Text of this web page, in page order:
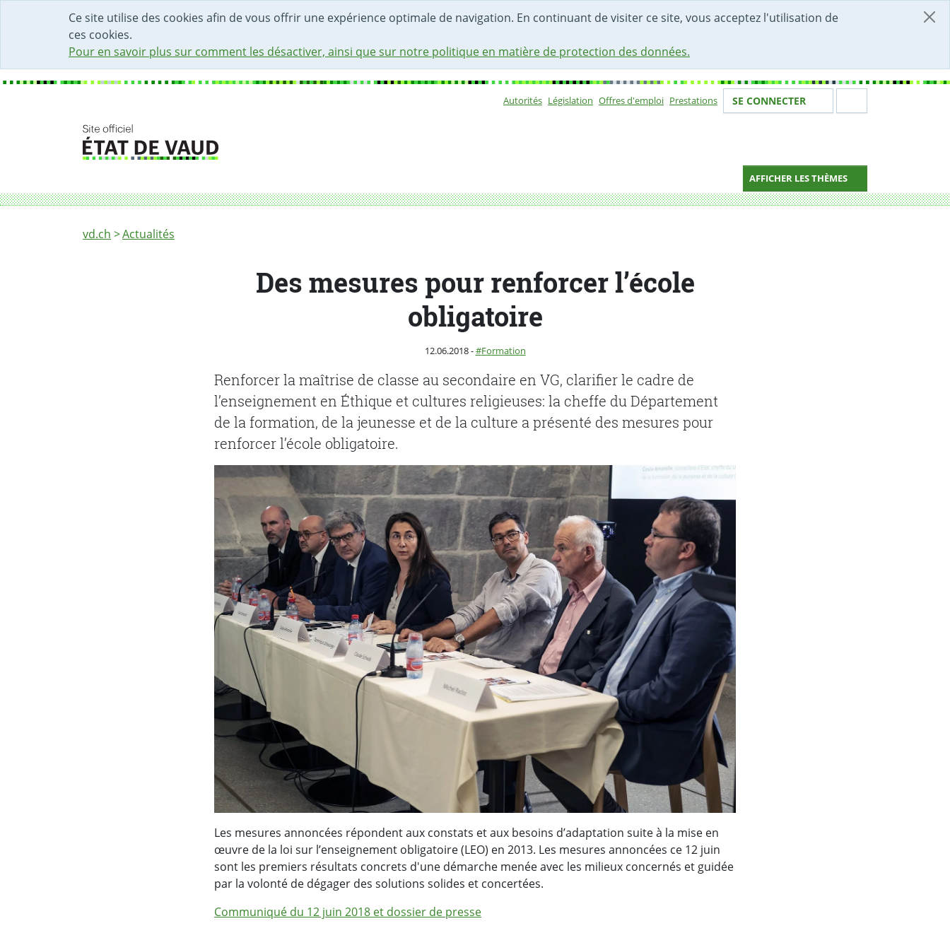
Ce site utilise des cookies afin de vous offrir une expérience optimale de navigation. En continuant de visiter ce site, vous acceptez l'utilisation de
ces cookies.
Pour en savoir plus sur comment les désactiver, ainsi que sur notre politique en matière de protection des données.
DÉBUT DU CONTENU DE LA PAGE
ACCÈS AU CHAMP DE RECHERCHE
PAGE D'ACCUEIL
FORMULAIRE DE CONTACT
Autorités Législation Offres d'emploi Prestations Votre identité
SE CONNECTER
AFFICHER LES THÈMES
Fil d'Ariane
vd.ch Actualités
Des mesures pour renforcer l’école obligatoire
Des mesures pour renforcer l’école
obligatoire
Publié le
12.06.2018-Catégorie :
Formation
Renforcer la maîtrise de classe au secondaire en VG, clarifier le cadre de
l’enseignement en Éthique et cultures religieuses: la cheffe du Département
de la formation, de la jeunesse et de la culture a présenté des mesures pour
renforcer l’école obligatoire.
Les mesures annoncées répondent aux constats et aux besoins d’adaptation suite à la mise en
œuvre de la loi sur l’enseignement obligatoire (LEO) en 2013. Les mesures annoncées ce 12 juin
sont les premiers résultats concrets d'une démarche menée avec les milieux concernés et guidée
par la volonté de dégager des solutions solides et concertées.
Communiqué du 12 juin 2018 et dossier de presse